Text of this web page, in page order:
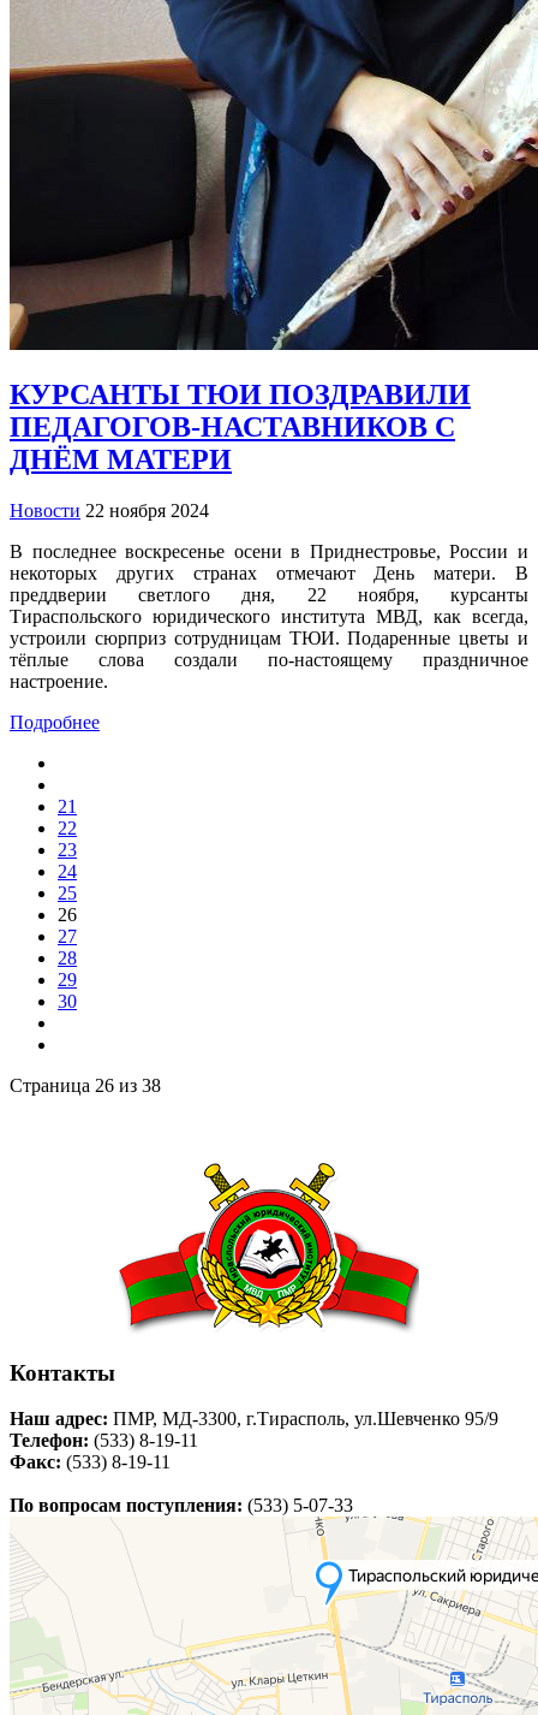
КУРСАНТЫ ТЮИ ПОЗДРАВИЛИ
ПЕДАГОГОВ-НАСТАВНИКОВ С
ДНЁМ МАТЕРИ
Новости 22 ноября 2024
В последнее воскресенье осени в Приднестровье, России и
некоторых других странах отмечают День матери. В
преддверии светлого дня, 22 ноября, курсанты
Тираспольского юридического института МВД, как всегда,
устроили сюрприз сотрудницам ТЮИ. Подаренные цветы и
тёплые слова создали по-настоящему праздничное
настроение.
Подробнее
21
22
23
24
25
26
27
28
29
30
Страница 26 из 38
Контакты
Наш адрес: ПМР, МД-3300, г.Тирасполь, ул.Шевченко 95/9
Телефон: (533) 8-19-11
Факс: (533) 8-19-11
По вопросам поступления: (533) 5-07-33